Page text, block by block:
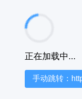
正在加载中...
手动跳转：